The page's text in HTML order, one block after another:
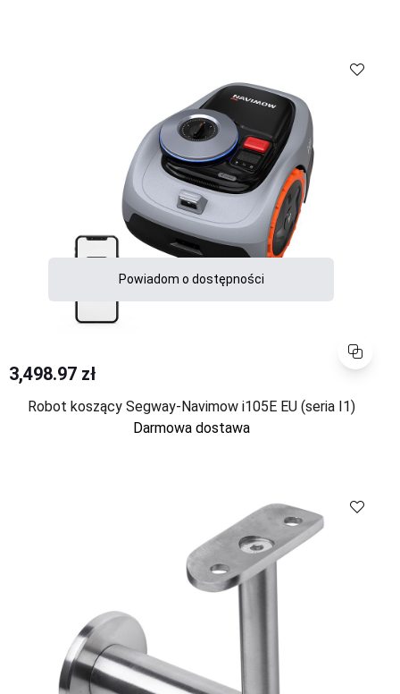
Porównaj
Powiadom o dostępności
3,498.97 zł
Robot koszący Segway-Navimow i105E EU (seria I1)
Darmowa dostawa